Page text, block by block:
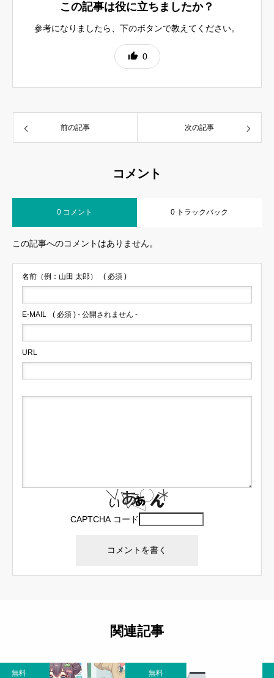
この記事は役に立ちましたか？
参考になりましたら、下のボタンで教えてください。
0
前の記事 次の記事
コメント
0 コメント 0 トラックバック
この記事へのコメントはありません。
名前（例：山田 太郎） ( 必須 )
E-MAIL ( 必須 ) - 公開されません -
URL
CAPTCHA コード
関連記事
無料 無料